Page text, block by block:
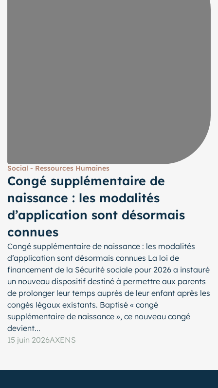
Social - Ressources Humaines
Congé supplémentaire de
naissance : les modalités
d’application sont désormais
connues
Congé supplémentaire de naissance : les modalités
d’application sont désormais connues La loi de
financement de la Sécurité sociale pour 2026 a instauré
un nouveau dispositif destiné à permettre aux parents
de prolonger leur temps auprès de leur enfant après les
congés légaux existants. Baptisé « congé
supplémentaire de naissance », ce nouveau congé
devient...
15 juin 2026AXENS